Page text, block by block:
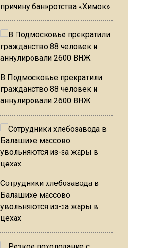
причину банкротства «Химок»
В Подмосковье прекратили
гражданство 88 человек и
аннулировали 2600 ВНЖ
Сотрудники хлебозавода в
Балашихе массово
увольняются из-за жары в
цехах